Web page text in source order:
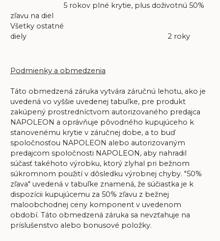
5 rokov plné krytie, plus doživotnú 50%
zľavu na diel
Všetky ostatné
diely 2 roky
Podmienky a obmedzenia
Táto obmedzená záruka vytvára záručnú lehotu, ako je
uvedená vo vyššie uvedenej tabuľke, pre produkt
zakúpený prostredníctvom autorizovaného predajca
NAPOLEON a oprávňuje pôvodného kupujúceho k
stanovenému krytie v záručnej dobe, a to buď
spoločnosťou NAPOLEON alebo autorizovaným
predajcom spoločnosti NAPOLEON, aby nahradil
súčasť takéhoto výrobku, ktorý zlyhal pri bežnom
súkromnom použití v dôsledku výrobnej chyby. "50%
zľava" uvedená v tabuľke znamená, že súčiastka je k
dispozícii kupujúcemu za 50% zľavu z bežnej
maloobchodnej ceny komponent v uvedenom
období. Táto obmedzená záruka sa nevzťahuje na
príslušenstvo alebo bonusové položky.